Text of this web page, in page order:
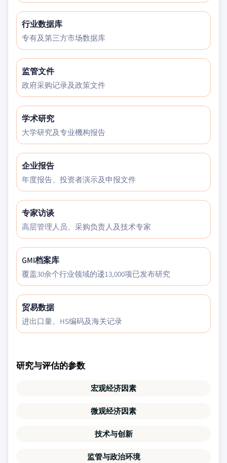
行业数据库
专有及第三方市场数据库
监管文件
政府采购记录及政策文件
学术研究
大学研究及专业機构报告
企业报告
年度报告、投资者演示及申报文件
专家访谈
高层管理人员、采购负责人及技术专家
GMI档案库
覆盖30余个行业领域的逶13,000项已发布研究
贸易数据
进出口量、HS编码及海关记录
研究与评估的参数
宏观经济因素
微观经济因素
技术与创新
监管与政治环境